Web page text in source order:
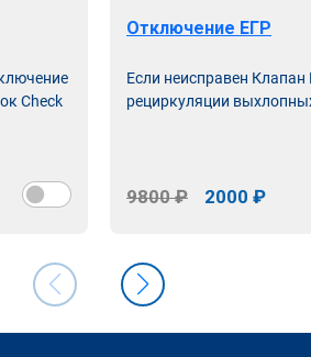
Check
Отключение ЕГР
Если неисправен Клапан
рециркуляции
9800 ₽ 2000 ₽